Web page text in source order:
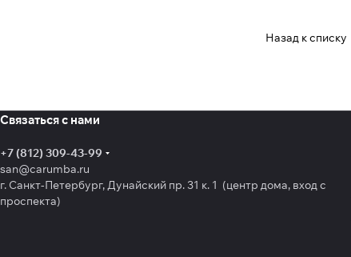
Назад к списку
Связаться с нами
+7 (812) 309-43-99
san@carumba.ru
г. Санкт-Петербург, Дунайский пр. 31 к. 1 (центр дома, вход с
проспекта)